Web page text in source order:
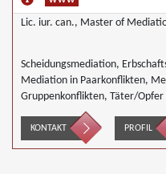
Lic. iur. can., Master of
Scheidungsmediation,
Mediation in Paarkonflikten,
Gruppenkonflikten, Täter/Opfer
KONTAKT PROFIL